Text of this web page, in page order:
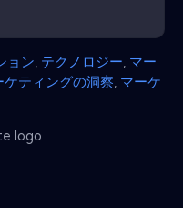
ョン テクノロジー マー
ケティングの洞察 マーケ